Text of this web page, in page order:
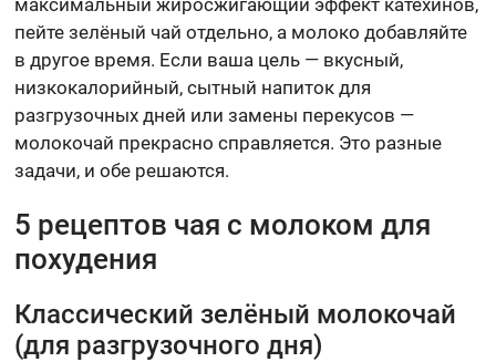
пейте зелёный чай отдельно, а молоко добавляйте
в другое время. Если ваша цель — вкусный,
низкокалорийный, сытный напиток для
разгрузочных дней или замены перекусов —
молокочай прекрасно справляется. Это разные
задачи, и обе решаются.
5 рецептов чая с молоком для
похудения
Классический зелёный молокочай
(для разгрузочного дня)